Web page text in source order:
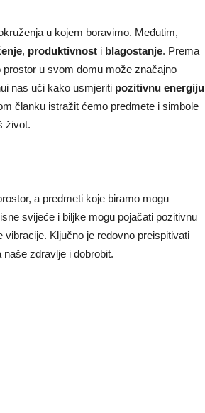
u kojem boravimo. Međutim,
, produktivnost i blagostanje. Prema
u svom domu može značajno
nas uči kako usmjeriti pozitivnu energiju
članku istražit ćemo predmete i simbole
život.
a predmeti koje biramo mogu
svijeće i biljke mogu pojačati pozitivnu
Ključno je redovno preispitivati
zdravlje i dobrobit.